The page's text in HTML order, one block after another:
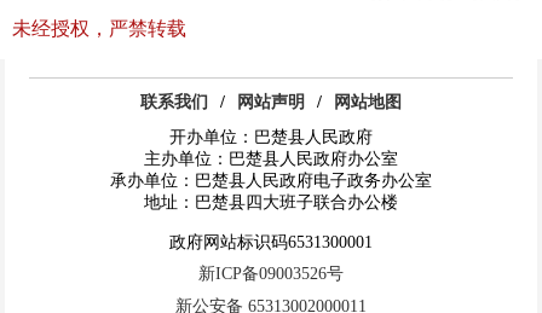
未经授权，严禁转载
联系我们 / 网站声明 /
网站地图
开办单位：巴楚县人民政府
主办单位：巴楚县人民政府办公室
承办单位：巴楚县人民政府电子政务办公室
地址：巴楚县四大班子联合办公楼
政府网站标识码6531300001
新ICP备09003526号
新公安备 65313002000011